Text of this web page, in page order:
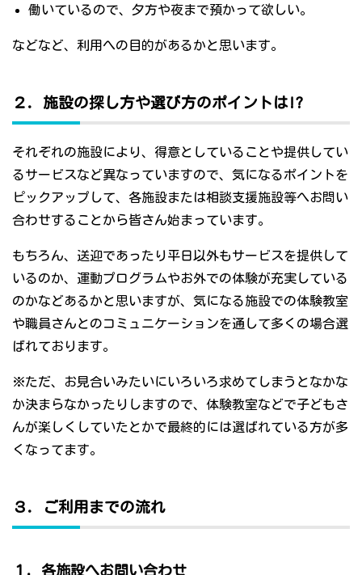
働いているので、夕方や夜まで預かって欲しい。
などなど、利用への目的があるかと思います。
２．施設の探し方や選び方のポイントは!?
それぞれの施設により、得意としていることや提供してい
るサービスなど異なっていますので、気になるポイントを
ピックアップして、各施設または相談支援施設等へお問い
合わせすることから皆さん始まっています。
もちろん、送迎であったり平日以外もサービスを提供して
いるのか、運動プログラムやお外での体験が充実している
のかなどあるかと思いますが、気になる施設での体験教室
や職員さんとのコミュニケーションを通して多くの場合選
ばれております。
※ただ、お見合いみたいにいろいろ求めてしまうとなかな
か決まらなかったりしますので、体験教室などで子どもさ
んが楽しくしていたとかで最終的には選ばれている方が多
くなってます。
３．ご利用までの流れ
１．各施設へお問い合わせ